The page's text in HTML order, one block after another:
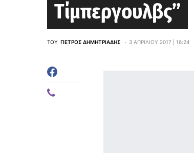
Τίμπεργουλβς”
ΤΟΥ ΠΈΤΡΟΣ ΔΗΜΗΤΡΙΆΔΗΣ 3 ΑΠΡΙΛΊΟΥ 2017 | 16:24